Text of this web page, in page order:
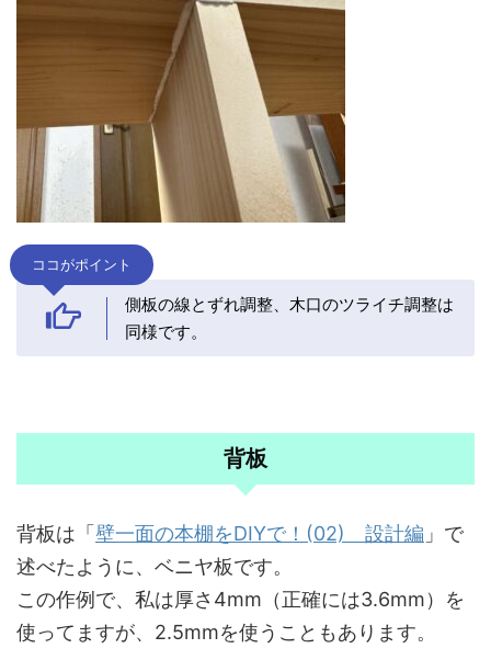
ココがポイント
側板の線とずれ調整、木口のツライチ調整は
同様です。
背板
背板は「 壁一面の本棚をDIYで！(02) 設計編 」で
述べたように、ベニヤ板です。
この作例で、私は厚さ4mm（正確には3.6mm）を
使ってますが、2.5mmを使うこともあります。